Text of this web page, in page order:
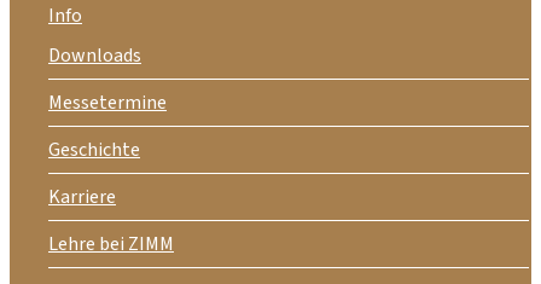
Info
Downloads
Messetermine
Geschichte
Karriere
Lehre bei ZIMM